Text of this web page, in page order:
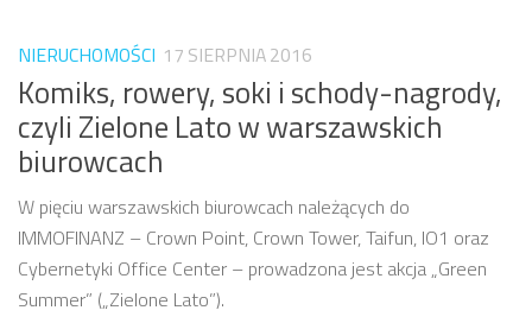
NIERUCHOMOŚCI 17 SIERPNIA 2016
Komiks, rowery, soki i schody-nagrody,
czyli Zielone Lato w warszawskich
biurowcach
W pięciu warszawskich biurowcach należących do
IMMOFINANZ – Crown Point, Crown Tower, Taifun, IO1 oraz
Cybernetyki Office Center – prowadzona jest akcja „Green
Summer” („Zielone Lato”).